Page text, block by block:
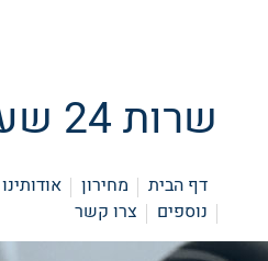
שרות 24 שעות
דף הבית מחירון אודותינו
נוספים
צרו קשר